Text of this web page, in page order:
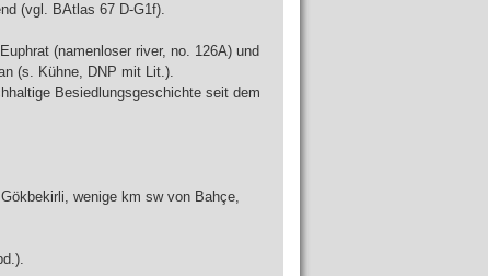
(vgl. BAtlas 67 D-G1f).
(namenloser river, no. 126A) und
(s. Kühne, DNP mit Lit.).
Besiedlungsgeschichte seit dem
wenige km sw von Bahçe,